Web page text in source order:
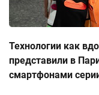
Технологии как
представили в
смартфонами